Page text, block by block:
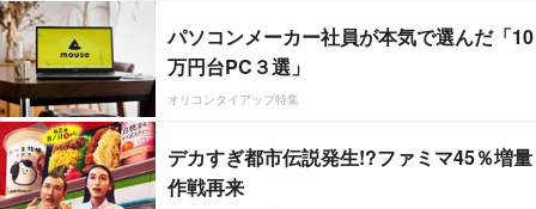
パソコンメーカー社員が本気で選んだ「10
万円台PC３選」
オリコンタイアップ特集
デカすぎ都市伝説発生!?ファミマ45％増量
作戦再来